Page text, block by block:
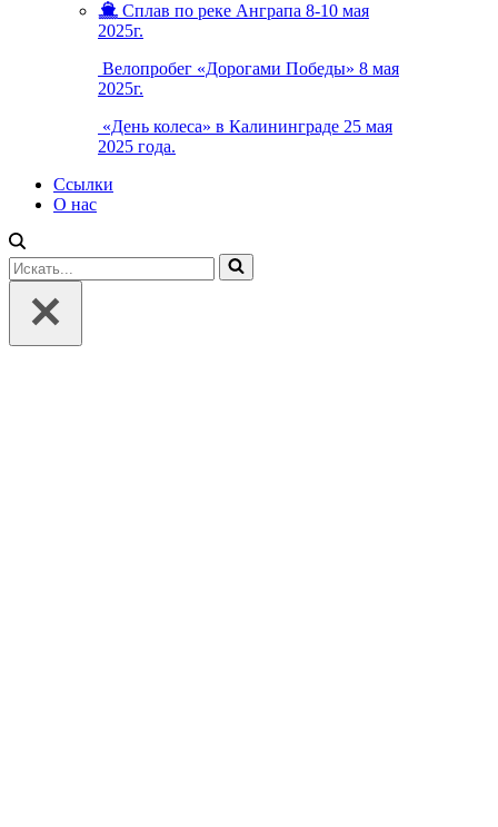
Сплав по реке Анграпа 8-10 мая
2025г.
Велопробег «Дорогами Победы» 8 мая
2025г.
«День колеса» в Калининграде 25 мая
2025 года.
Ссылки
О нас
Искать...